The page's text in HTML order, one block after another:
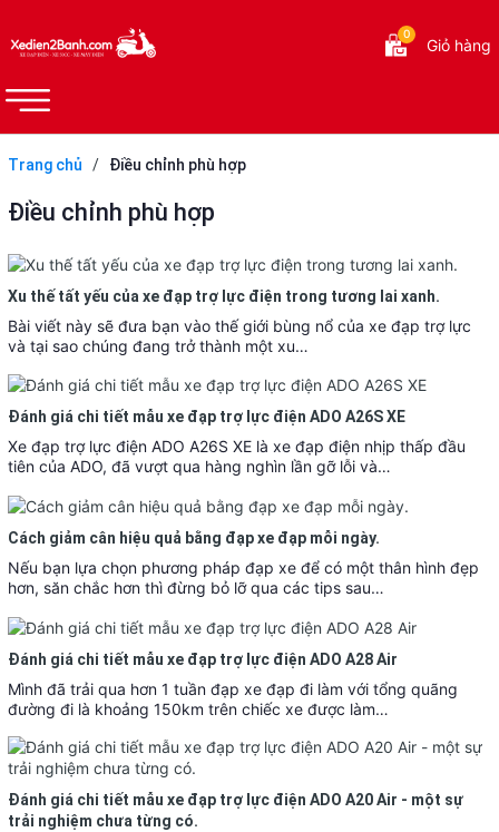
0
Giỏ hàng
Trang chủ / Điều chỉnh phù hợp
Điều chỉnh phù hợp
Xu thế tất yếu của xe đạp trợ lực điện trong tương lai xanh.
Bài viết này sẽ đưa bạn vào thế giới bùng nổ của xe đạp trợ lực
và tại sao chúng đang trở thành một xu…
Đánh giá chi tiết mẫu xe đạp trợ lực điện ADO A26S XE
Xe đạp trợ lực điện ADO A26S XE là xe đạp điện nhịp thấp đầu
tiên của ADO, đã vượt qua hàng nghìn lần gỡ lỗi và…
Cách giảm cân hiệu quả bằng đạp xe đạp mỗi ngày.
Nếu bạn lựa chọn phương pháp đạp xe để có một thân hình đẹp
hơn, săn chắc hơn thì đừng bỏ lỡ qua các tips sau…
Đánh giá chi tiết mẫu xe đạp trợ lực điện ADO A28 Air
Mình đã trải qua hơn 1 tuần đạp xe đạp đi làm với tổng quãng
đường đi là khoảng 150km trên chiếc xe được làm…
Đánh giá chi tiết mẫu xe đạp trợ lực điện ADO A20 Air - một sự
trải nghiệm chưa từng có.